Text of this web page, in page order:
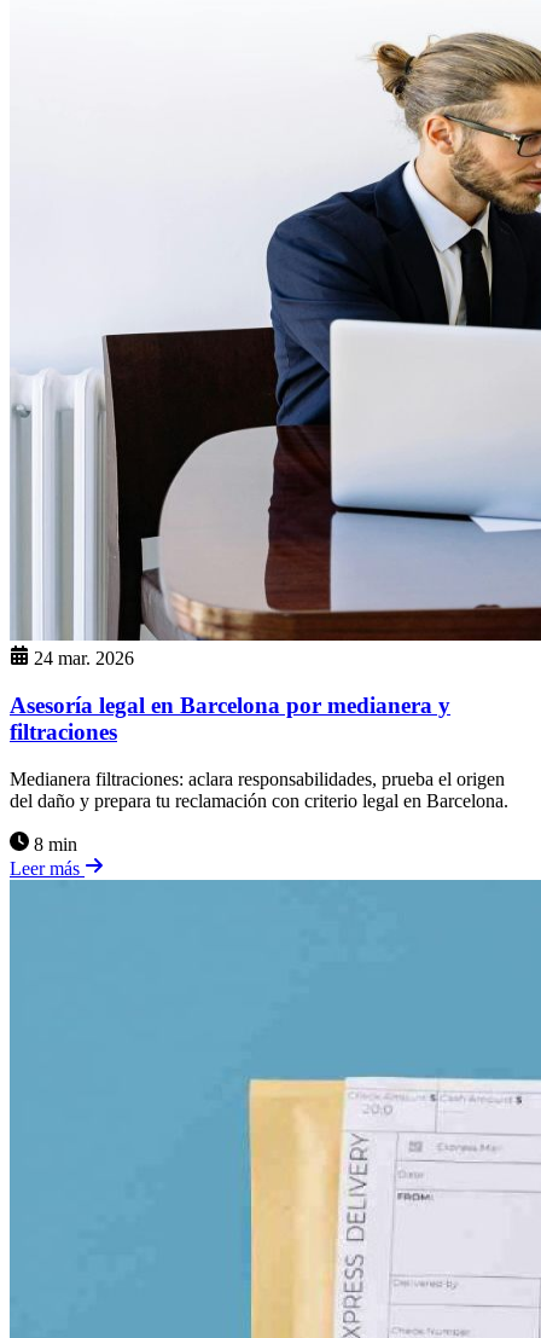
24 mar. 2026
Asesoría legal en Barcelona por medianera y
filtraciones
Medianera filtraciones: aclara responsabilidades, prueba el origen
del daño y prepara tu reclamación con criterio legal en Barcelona.
8 min
Leer más